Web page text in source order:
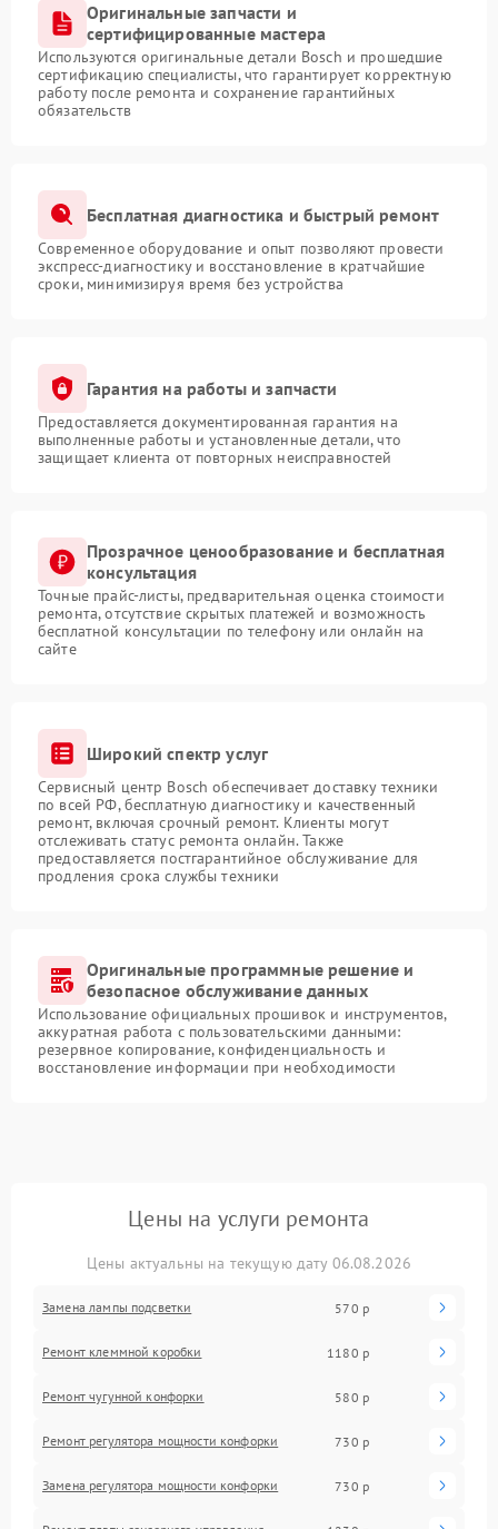
Оригинальные запчасти и
сертифицированные мастера
Используются оригинальные детали Bosch и прошедшие
сертификацию специалисты, что гарантирует корректную
работу после ремонта и сохранение гарантийных
обязательств
Бесплатная диагностика и быстрый ремонт
Современное оборудование и опыт позволяют провести
экспресс-диагностику и восстановление в кратчайшие
сроки, минимизируя время без устройства
Гарантия на работы и запчасти
Предоставляется документированная гарантия на
выполненные работы и установленные детали, что
защищает клиента от повторных неисправностей
Прозрачное ценообразование и бесплатная
консультация
Точные прайс-листы, предварительная оценка стоимости
ремонта, отсутствие скрытых платежей и возможность
бесплатной консультации по телефону или онлайн на
сайте
Широкий спектр услуг
Сервисный центр Bosch обеспечивает доставку техники
по всей РФ, бесплатную диагностику и качественный
ремонт, включая срочный ремонт. Клиенты могут
отслеживать статус ремонта онлайн. Также
предоставляется постгарантийное обслуживание для
продления срока службы техники
Оригинальные программные решение и
безопасное обслуживание данных
Использование официальных прошивок и инструментов,
аккуратная работа с пользовательскими данными:
резервное копирование, конфиденциальность и
восстановление информации при необходимости
Цены на услуги ремонта
Цены актуальны на текущую дату 06.08.2026
Замена лампы подсветки 570 р
Ремонт клеммной коробки 1180 р
Ремонт чугунной конфорки 580 р
Ремонт регулятора мощности конфорки 730 р
Замена регулятора мощности конфорки 730 р